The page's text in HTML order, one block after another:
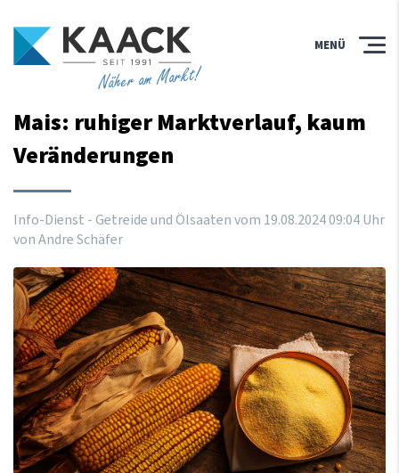
Näher am Markt!
MENÜ
Mais: ruhiger Marktverlauf, kaum
Veränderungen
Info-Dienst - Getreide und Ölsaaten vom 19.08.202409:04Uhr
von Andre Schäfer